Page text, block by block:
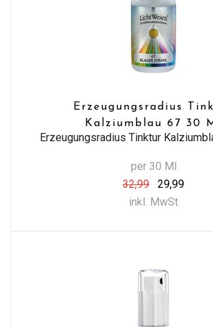
Erzeugungsradius
Kalziumblau 67 30
Erzeugungsradius Tinktur
per 30 Ml
32,99
29,99
inkl. MwSt